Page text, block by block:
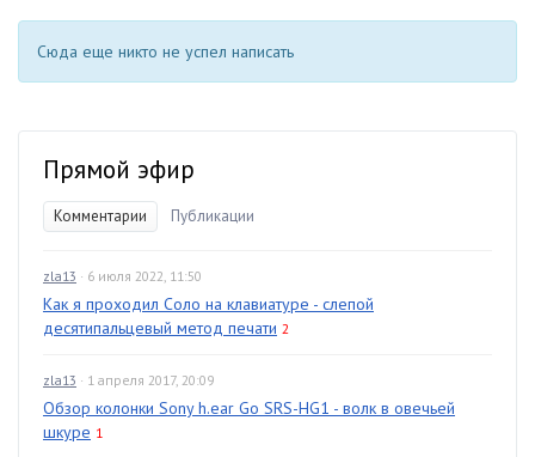
Сюда еще никто не успел написать
Прямой эфир
Комментарии Публикации
zla13 · 6 июля 2022, 11:50
Как я проходил Соло на клавиатуре - слепой
десятипальцевый метод печати 2
zla13 · 1 апреля 2017, 20:09
Обзор колонки Sony h.ear Go SRS-HG1 - волк в овечьей
шкуре 1